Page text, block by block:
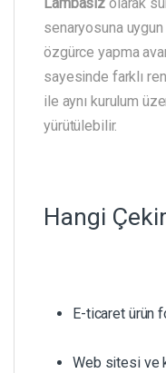
senaryosuna
özgürce yapma
sayesinde farklı
ile aynı kurulum
yürütülebilir.
Hangi
E-ticaret ürün
Web sitesi ve